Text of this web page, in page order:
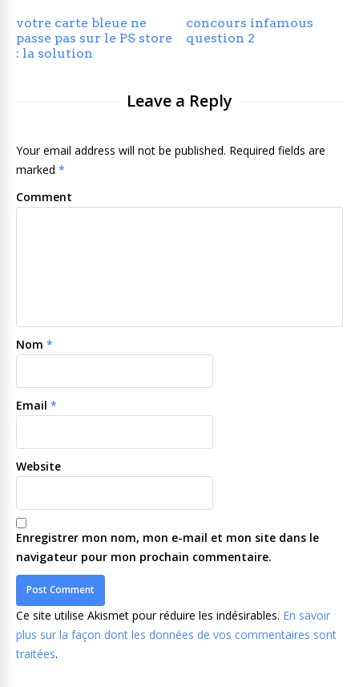
votre carte bleue ne
passe pas sur le PS store
: la solution
concours infamous
question 2
Leave a Reply
Your email address will not be published. Required fields are
marked *
Comment
Nom *
Email *
Website
Enregistrer mon nom, mon e-mail et mon site dans le
navigateur pour mon prochain commentaire.
Ce site utilise Akismet pour réduire les indésirables. En savoir
plus sur la façon dont les données de vos commentaires sont
traitées.